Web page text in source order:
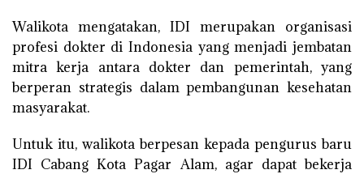
Walikota mengatakan, IDI merupakan organisasi
profesi dokter di Indonesia yang menjadi jembatan
mitra kerja antara dokter dan pemerintah, yang
berperan strategis dalam pembangunan kesehatan
masyarakat.
Untuk itu, walikota berpesan kepada pengurus baru
IDI Cabang Kota Pagar Alam, agar dapat bekerja